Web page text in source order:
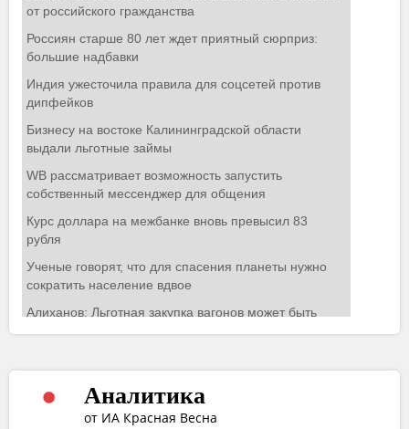
Аналитика
от ИА Красная Весна